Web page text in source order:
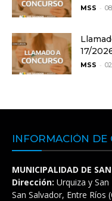
MSS -
17/
MSS -
INFORMACIÓN DE
MUNICIPALIDAD DE
Dirección: Urquiza y
San Salvador, Entre Ríos